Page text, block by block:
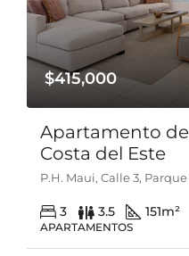
$415,000
Apartamento de
Costa del Este
3 3.5 151m²
APARTAMENTOS